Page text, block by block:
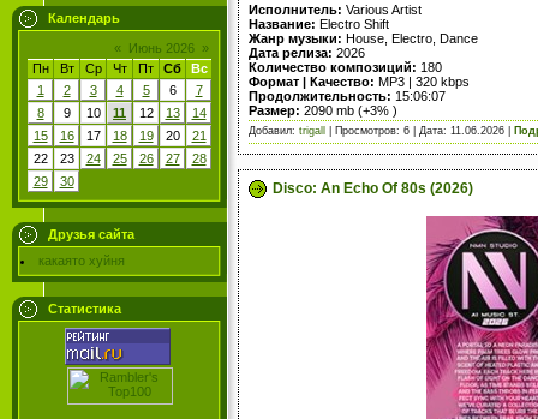
Календарь
« Июнь 2026 »
Пн
Вт Ср Чт Пт Сб
Вс
1
2 3 4 5 6
7
8
9 10 11 12 13
14
15
16 17 18 19 20
21
22
23 24 25 26 27
28
29
30
Друзья сайта
какаято хуйня
Статистика
Исполнитель: Various Artist
Название: Electro Shift
Жанр музыки: House, Electro, Dance
Дата релиза: 2026
Количество композиций: 180
Формат | Качество: MP3 | 320 kbps
Продолжительность: 15:06:07
Размер: 2090 mb (+3% )
Добавил: trigall | Просмотров: 6 | Дата: 11.06.2026
Disco: An Echo Of 80s (2026)